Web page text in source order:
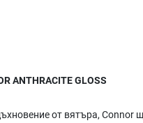
ANTHRACITE GLOSS
от вятъра, Connor